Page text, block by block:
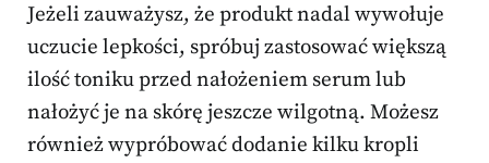
Jeżeli zauważysz, że produkt nadal wywołuje
uczucie lepkości, spróbuj zastosować większą
ilość toniku przed nałożeniem serum lub
nałożyć je na skórę jeszcze wilgotną. Możesz
również wypróbować dodanie kilku kropli